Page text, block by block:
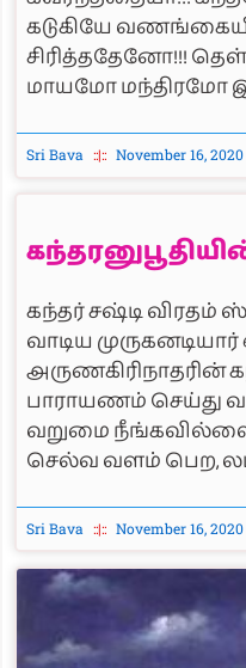
கடுகியே
சிரித்ததேனோ!!!
மாயமோ மந்திரமோ
Sri Bava November 16, 2020
கந்தர் சஷ்டி
வாடிய
அருணகிரிநாதரின்
பாராயணம் செய்து
வறுமை
செல்வ வளம் பெற,
Sri Bava November 16, 2020